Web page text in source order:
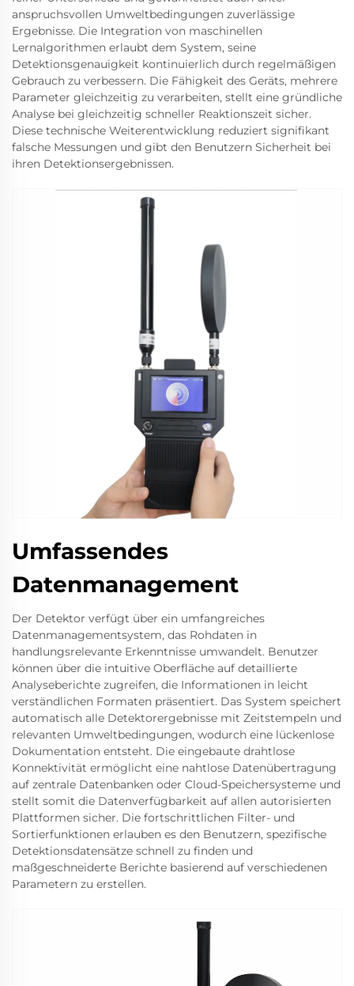
anspruchsvollen Umweltbedingungen zuverlässige
Ergebnisse. Die Integration von maschinellen
Lernalgorithmen erlaubt dem System, seine
Detektionsgenauigkeit kontinuierlich durch regelmäßigen
Gebrauch zu verbessern. Die Fähigkeit des Geräts, mehrere
Parameter gleichzeitig zu verarbeiten, stellt eine gründliche
Analyse bei gleichzeitig schneller Reaktionszeit sicher.
Diese technische Weiterentwicklung reduziert signifikant
falsche Messungen und gibt den Benutzern Sicherheit bei
ihren Detektionsergebnissen.
Umfassendes
Datenmanagement
Der Detektor verfügt über ein umfangreiches
Datenmanagementsystem, das Rohdaten in
handlungsrelevante Erkenntnisse umwandelt. Benutzer
können über die intuitive Oberfläche auf detaillierte
Analyseberichte zugreifen, die Informationen in leicht
verständlichen Formaten präsentiert. Das System speichert
automatisch alle Detektorergebnisse mit Zeitstempeln und
relevanten Umweltbedingungen, wodurch eine lückenlose
Dokumentation entsteht. Die eingebaute drahtlose
Konnektivität ermöglicht eine nahtlose Datenübertragung
auf zentrale Datenbanken oder Cloud-Speichersysteme und
stellt somit die Datenverfügbarkeit auf allen autorisierten
Plattformen sicher. Die fortschrittlichen Filter- und
Sortierfunktionen erlauben es den Benutzern, spezifische
Detektionsdatensätze schnell zu finden und
maßgeschneiderte Berichte basierend auf verschiedenen
Parametern zu erstellen.